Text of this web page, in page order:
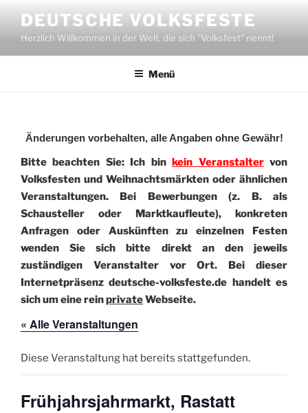
Inhalt
springen
DEUTSCHE VOLKSFESTE
Herzlich Willkommen in der Welt, die sich "Volksfest" nennt!
Menü
Änderungen vorbehalten, alle Angaben ohne Gewähr!
Bitte beachten Sie: Ich binkein Veranstaltervon
Volksfesten und Weihnachtsmärkten oder ähnlichen
Veranstaltungen. Bei Bewerbungen (z. B. als
Schausteller oder Marktkaufleute), konkreten
Anfragen oder Auskünften zu einzelnen Festen
wenden Sie sich bitte direkt an den jeweils
zuständigen Veranstalter vor Ort. Bei dieser
Internetpräsenz deutsche-volksfeste.de handelt es
sich um eine reinprivateWebseite.
« Alle Veranstaltungen
Diese Veranstaltung hat bereits stattgefunden.
Frühjahrsjahrmarkt, Rastatt